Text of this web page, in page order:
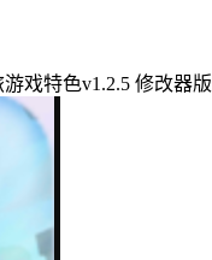
戏特色v1.2.5 修改器版